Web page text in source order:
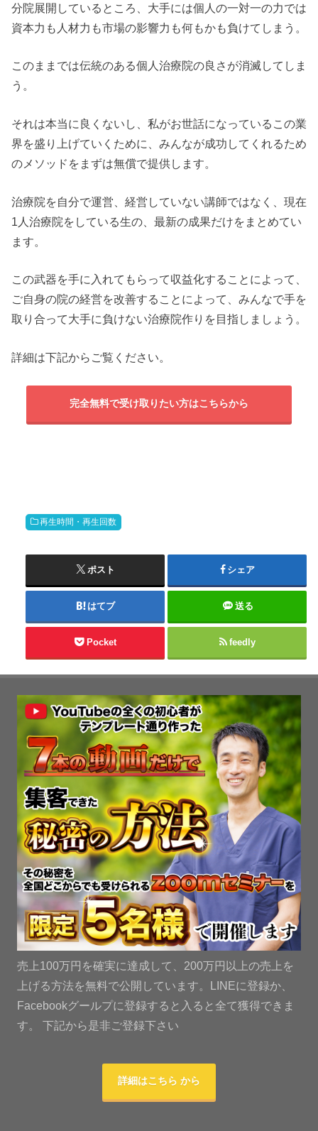
分院展開しているところ、大手には個人の一対一の力では
資本力も人材力も市場の影響力も何もかも負けてしまう。
このままでは伝統のある個人治療院の良さが消滅してしま
う。
それは本当に良くないし、私がお世話になっているこの業
界を盛り上げていくために、みんなが成功してくれるため
のメソッドをまずは無償で提供します。
治療院を自分で運営、経営していない講師ではなく、現在
1人治療院をしている生の、最新の成果だけをまとめてい
ます。
この武器を手に入れてもらって収益化することによって、
ご自身の院の経営を改善することによって、みんなで手を
取り合って大手に負けない治療院作りを目指しましょう。
詳細は下記からご覧ください。
完全無料で受け取りたい方はこちらから
再生時間・再生回数
ポスト シェア
はてブ 送る
Pocket feedly
売上100万円を確実に達成して、200万円以上の売上を
上げる方法を無料で公開しています。LINEに登録か、
Facebookグールプに登録すると入ると全て獲得できま
す。 下記から是非ご登録下さい
詳細はこちら から